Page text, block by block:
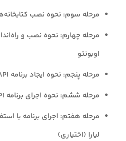
مرحله سوم: نحوه نصب
اوبونتو
مرحله پنجم: نحوه ایجاد برنامه FastAPI
مرحله ششم: نحوه اجرای برنامه FastAPI
لیارا (اختیاری)